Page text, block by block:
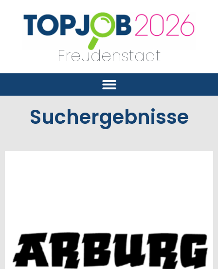
Freudenstadt
Suchergebnisse